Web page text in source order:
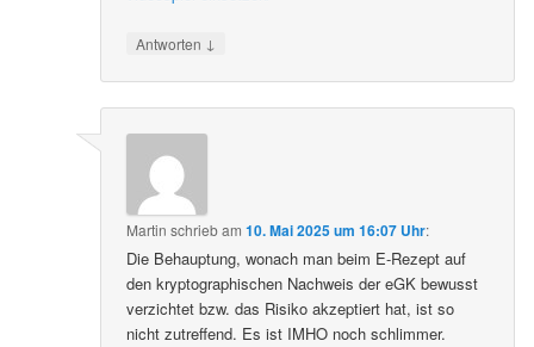
Antworten ↓
Martin schriebam10. Mai 2025 um 16:07 Uhr:
Die Behauptung, wonach man beim E-Rezept auf
den kryptographischen Nachweis der eGK bewusst
verzichtet bzw. das Risiko akzeptiert hat, ist so
nicht zutreffend. Es ist IMHO noch schlimmer.